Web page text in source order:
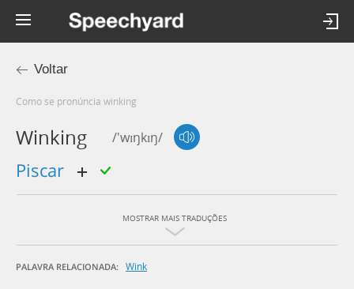
Voltar
Como se pronúncia winking
Winking /'wɪŋkɪŋ/
piscar
MOSTRAR MAIS TRADUÇÕES
PALAVRA RELACIONADA: Wink